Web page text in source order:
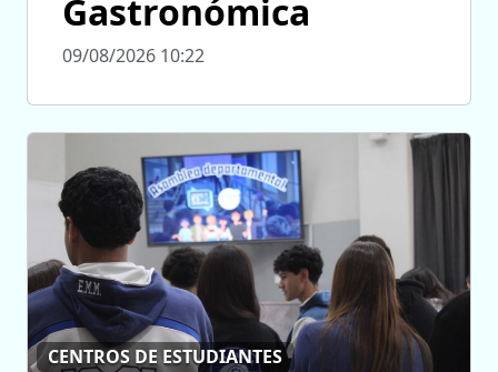
Gastronómica
09/08/2026 10:22
CENTROS DE ESTUDIANTES